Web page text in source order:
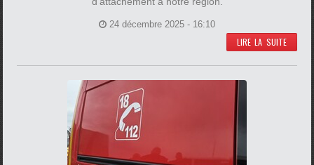
24 décembre 2025 - 16:10
LIRE LA SUITE